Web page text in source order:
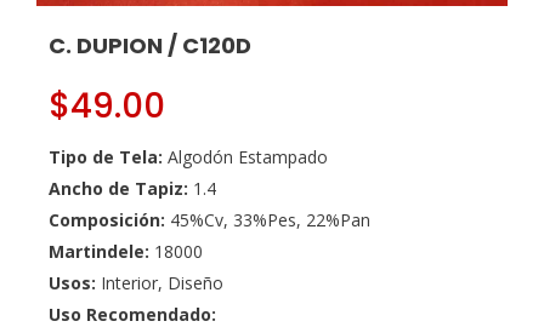
C. DUPION / C120D
$49.00
Tipo de Tela: Algodón Estampado
Ancho de Tapiz: 1.4
Composición: 45%Cv, 33%Pes, 22%Pan
Martindele: 18000
Usos: Interior, Diseño
Uso Recomendado: